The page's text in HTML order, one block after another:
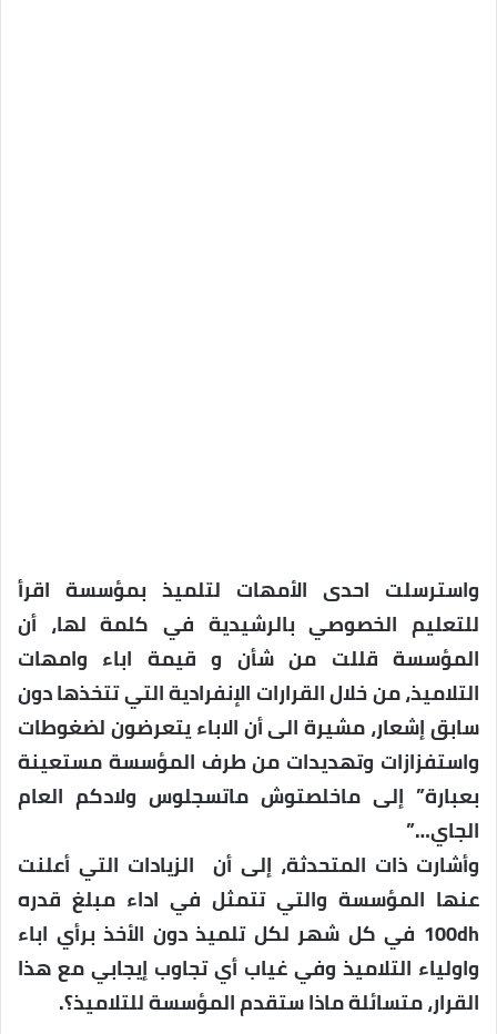
واسترسلت احدى الأمهات لتلميذ بمؤسسة اقرأ
للتعليم الخصوصي بالرشيدية في كلمة لها، أن
المؤسسة قللت من شأن و قيمة اباء وامهات
التلاميذ، من خلال القرارات الإنفرادية التي تتخذها دون
سابق إشعار، مشيرة الى أن الاباء يتعرضون لضغوطات
واستفزازات وتهديدات من طرف المؤسسة مستعينة
بعبارة” إلى ماخلصتوش ماتسجلوس ولادكم العام
الجاي…”
وأشارت ذات المتحدثة، إلى أن الزيادات التي أعلنت
عنها المؤسسة والتي تتمثل في اداء مبلغ قدره
100dh في كل شهر لكل تلميذ دون الأخذ برأي اباء
واولياء التلاميذ وفي غياب أي تجاوب إيجابي مع هذا
القرار، متسائلة ماذا ستقدم المؤسسة للتلاميذ؟.